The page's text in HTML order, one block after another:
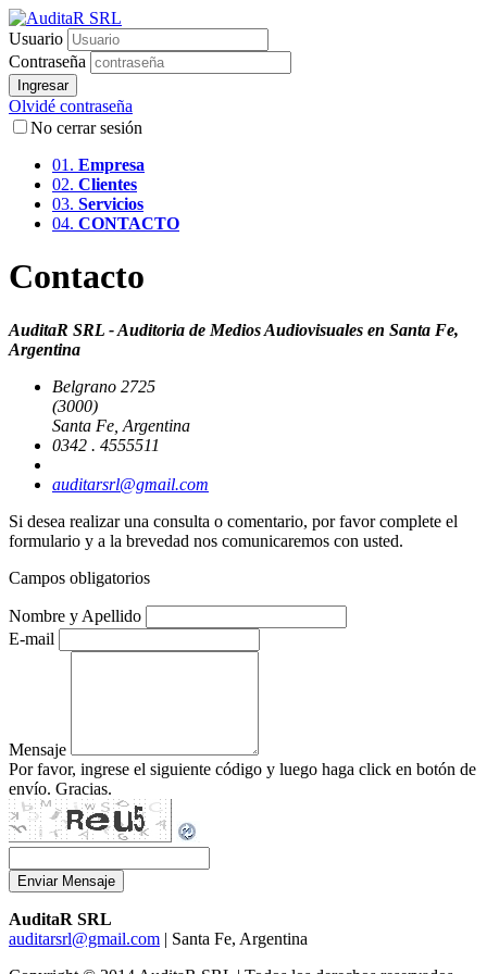
Usuario
Contraseña
Ingresar
Olvidé contraseña
No cerrar sesión
01. Empresa
02. Clientes
03. Servicios
04. CONTACTO
Contacto
AuditaR SRL - Auditoria de Medios Audiovisuales en Santa Fe,
Argentina
Belgrano 2725
(3000)
Santa Fe, Argentina
0342 . 4555511
auditarsrl@gmail.com
Si desea realizar una consulta o comentario, por favor complete el
formulario y a la brevedad nos comunicaremos con usted.
Campos obligatorios
Nombre y Apellido
E-mail
Mensaje
Por favor, ingrese el siguiente código y luego haga click en botón de
envío. Gracias.
Enviar Mensaje
AuditaR SRL
auditarsrl@gmail.com | Santa Fe, Argentina